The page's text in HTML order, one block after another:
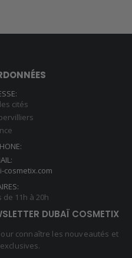
cités
cosmetix.com
11h à 20h
DUBAÏ COSMETIX
connaître les nouveautés et